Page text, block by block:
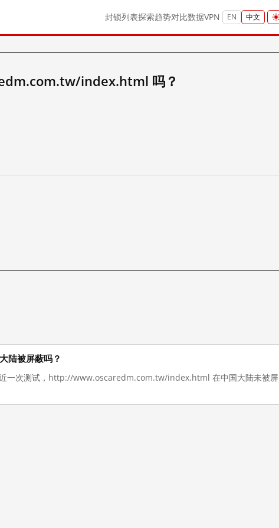
封锁列表探索趋势对比数据VPN EN 中文
index.html 吗？
陆被屏蔽吗？
一次测试，http://www.oscaredm.com.tw/index.html 在中国大陆未被屏